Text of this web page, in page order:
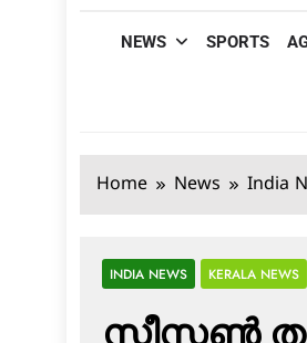
NEWS SPORTS
Home News India
INDIA NEWS KERALA NEWS
സീസണ്‍